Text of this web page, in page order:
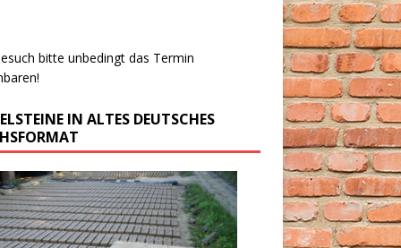
bitte unbedingt das Termin
IN ALTES DEUTSCHES